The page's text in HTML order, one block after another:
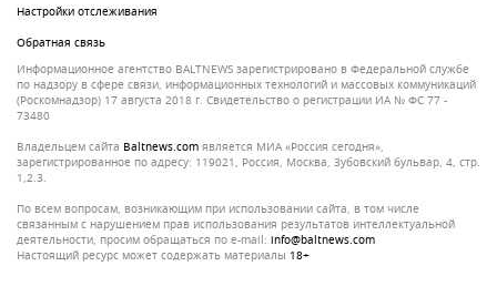
Настройки отслеживания
Обратная связь
Информационное агентство BALTNEWS зарегистрировано в Федеральной службе
по надзору в сфере связи, информационных технологий и массовых коммуникаций
(Роскомнадзор) 17 августа 2018 г. Свидетельство о регистрации ИА № ФС 77 -
73480
Владельцем сайта
baltnews.com является МИА «Россия сегодня»,
зарегистрированное по адресу: 119021, Россия, Москва, Зубовский бульвар, 4, стр.
1,2.3.
По всем вопросам, возникающим при использовании сайта, в том числе
связанным с нарушением прав использования результатов интеллектуальной
деятельности, просим обращаться по e-mail: info@baltnews.com
Настоящий ресурс может содержать материалы 18+